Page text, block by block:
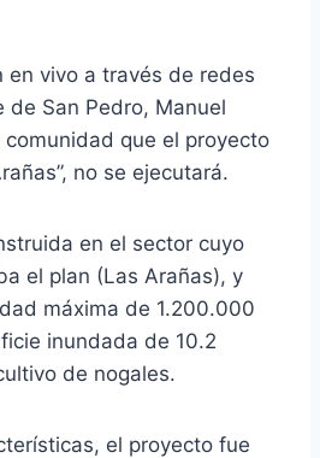
en vivo a través de redes
de San Pedro, Manuel
que el proyecto
no se ejecutará.
en el sector cuyo
el plan (Las Arañas), y
máxima de 1.200.000
inundada de 10.2
de nogales.
el proyecto fue